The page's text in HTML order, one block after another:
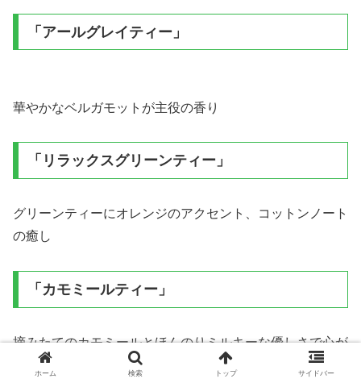
「アールグレイティー」
華やかなベルガモットが主役の香り
「リラックスグリーンティー」
グリーンティーにオレンジのアクセント、コットンノート
の癒し
「カモミールティー」
摘みたてのカモミールとほんのりミルキーな優しさで心が
ほっと安らぐ香り
ホーム 検索 トップ サイドバー